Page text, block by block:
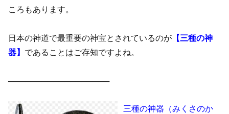
ころもあります。
日本の神道で最重要の神宝とされているのが 【三種の神
器】 であることはご存知ですよね。
──────────────────
三種の神器（みくさのか